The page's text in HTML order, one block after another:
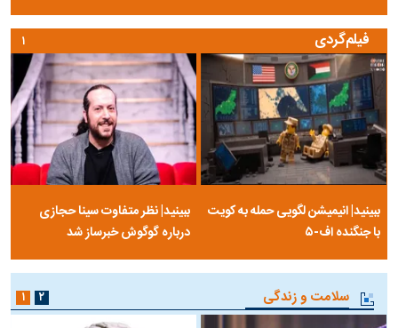
فیلم‌گردی
ببینید| انیمیشن لگویی حمله به کویت
با جنگنده اف-۵
ببینید| نظر متفاوت سینا حجازی
درباره گوگوش خبرساز شد
۱
سلامت و زندگی ۱ ۲